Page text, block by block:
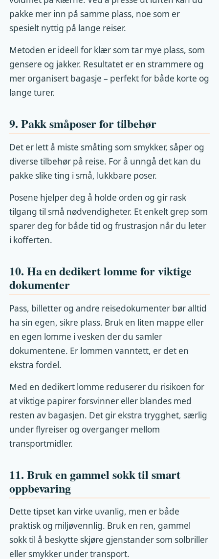
pakke mer inn på samme plass, noe som er
spesielt nyttig på lange reiser.
Metoden er ideell for klær som tar mye plass, som
gensere og jakker. Resultatet er en strammere og
mer organisert bagasje – perfekt for både korte og
lange turer.
9. Pakk småposer for tilbehør
Det er lett å miste småting som smykker, såper og
diverse tilbehør på reise. For å unngå det kan du
pakke slike ting i små, lukkbare poser.
Posene hjelper deg å holde orden og gir rask
tilgang til små nødvendigheter. Et enkelt grep som
sparer deg for både tid og frustrasjon når du leter
i kofferten.
10. Ha en dedikert lomme for viktige
dokumenter
Pass, billetter og andre reisedokumenter bør alltid
ha sin egen, sikre plass. Bruk en liten mappe eller
en egen lomme i vesken der du samler
dokumentene. Er lommen vanntett, er det en
ekstra fordel.
Med en dedikert lomme reduserer du risikoen for
at viktige papirer forsvinner eller blandes med
resten av bagasjen. Det gir ekstra trygghet, særlig
under flyreiser og overganger mellom
transportmidler.
11. Bruk en gammel sokk til smart
oppbevaring
Dette tipset kan virke uvanlig, men er både
praktisk og miljøvennlig. Bruk en ren, gammel
sokk til å beskytte skjøre gjenstander som solbriller
eller smykker under transport.